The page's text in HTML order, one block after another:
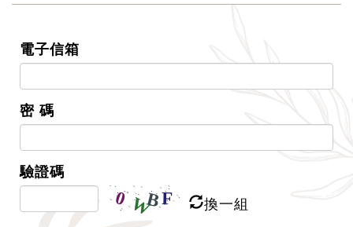
電子信箱
密 碼
驗證碼
換一組